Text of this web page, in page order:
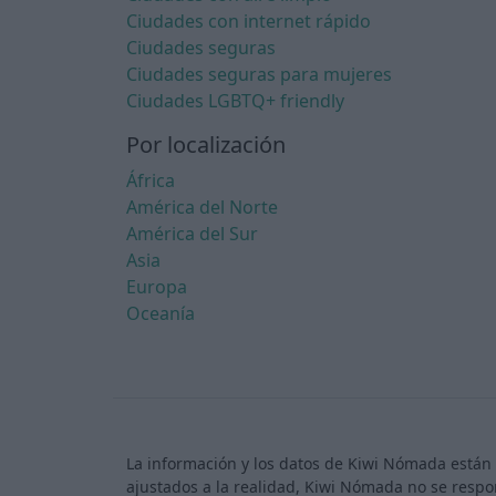
Ciudades con internet rápido
Ciudades seguras
Ciudades seguras para mujeres
Ciudades LGBTQ+ friendly
Por localización
África
América del Norte
América del Sur
Asia
Europa
Oceanía
La información y los datos de Kiwi Nómada
ajustados a la realidad, Kiwi Nómada no se